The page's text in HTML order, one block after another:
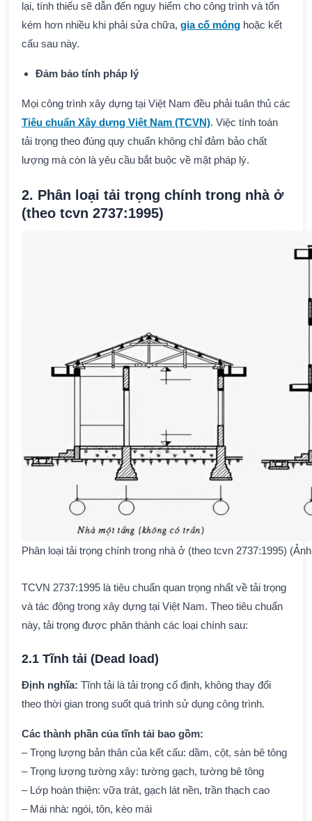
lại, tính thiếu sẽ dẫn đến nguy hiểm cho công trình và tốn
kém hơn nhiều khi phải sửa chữa, gia cố móng hoặc kết
cấu sau này.
Đảm bảo tính pháp lý
Mọi công trình xây dựng tại Việt Nam đều phải tuân thủ các
Tiêu chuẩn Xây dựng Việt Nam (TCVN). Việc tính toán
tải trọng theo đúng quy chuẩn không chỉ đảm bảo chất
lượng mà còn là yêu cầu bắt buộc về mặt pháp lý.
2. Phân loại tải trọng chính trong nhà ở
(theo tcvn 2737:1995)
Phân loại tải trọng chính trong nhà ở (theo tcvn 2737:1995)
TCVN 2737:1995 là tiêu chuẩn quan trọng nhất về tải trọng
và tác động trong xây dựng tại Việt Nam. Theo tiêu chuẩn
này, tải trọng được phân thành các loại chính sau:
2.1 Tĩnh tải (Dead load)
Định nghĩa: Tĩnh tải là tải trọng cố định, không thay đổi
theo thời gian trong suốt quá trình sử dụng công trình.
Các thành phần của tĩnh tải bao gồm:
– Trọng lượng bản thân của kết cấu: dầm, cột, sàn bê tông
– Trọng lượng tường xây: tường gạch, tường bê tông
– Lớp hoàn thiện: vữa trát, gạch lát nền, trần thạch cao
– Mái nhà: ngói, tôn, kèo mái